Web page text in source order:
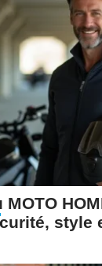
MOTO
style